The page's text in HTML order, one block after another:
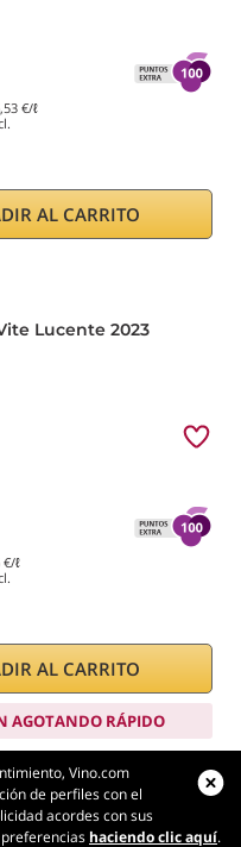
€/ℓ
AL CARRITO
Lucente 2023
€/ℓ
AL CARRITO
AGOTANDO RÁPIDO
Vino.com
de perfiles con el
acordes con sus
haciendo clic aquí.